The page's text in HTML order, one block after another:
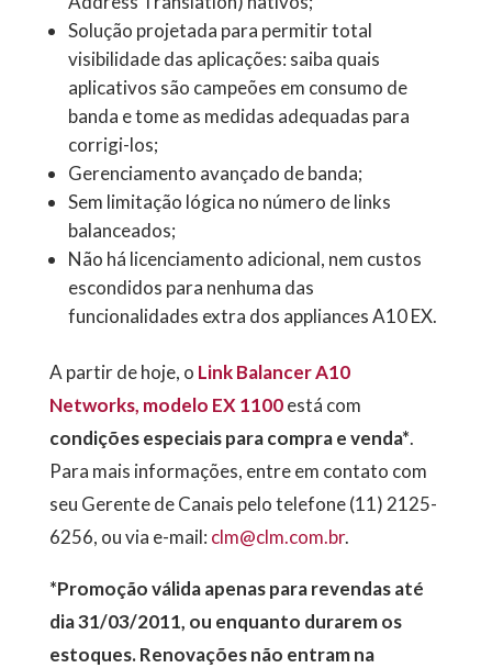
Solução projetada para permitir total
visibilidade das aplicações: saiba quais
aplicativos são campeões em consumo de
banda e tome as medidas adequadas para
corrigi-los;
Gerenciamento avançado de banda;
Sem limitação lógica no número de links
balanceados;
Não há licenciamento adicional, nem custos
escondidos para nenhuma das
funcionalidades extra dos appliances A10 EX.
A partir de hoje, o Link Balancer A10
Networks, modelo EX 1100está com
condições especiais para compra e venda*.
Para mais informações, entre em contato com
seu Gerente de Canais pelo telefone (11) 2125-
6256, ou via e-mail: clm@clm.com.br.
*Promoção válida apenas para revendas até
dia 31/03/2011, ou enquanto durarem os
estoques. Renovações não entram na